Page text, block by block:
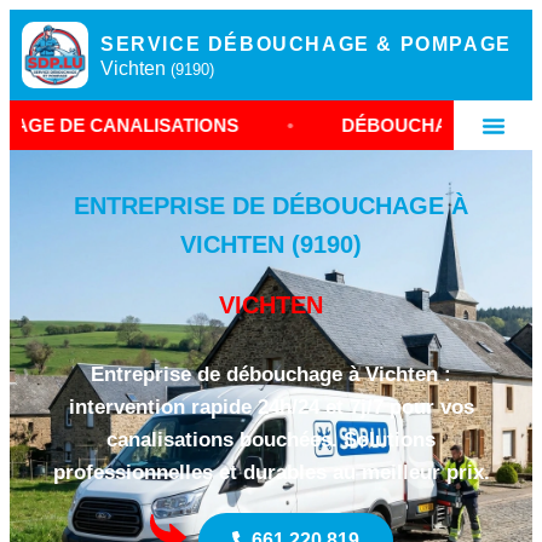
SERVICE DÉBOUCHAGE & POMPAGE
Vichten (9190)
• DÉBOUCHAGE VICHTEN •
ENTREPRISE DE DÉBOUCHAGE À
VICHTEN (9190)
VICHTEN
Entreprise de débouchage à Vichten :
intervention rapide 24h/24 et 7j/7 pour vos
canalisations bouchées. Solutions
professionnelles et durables au meilleur prix.